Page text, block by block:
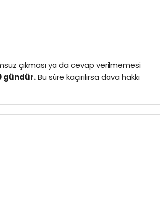
çıkması ya da cevap verilmemesi
gündür.Bu süre kaçırılırsa dava hakkı